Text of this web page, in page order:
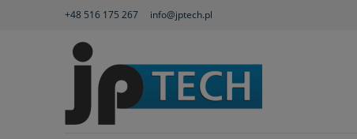
+48 516 175 267 info@jptech.pl